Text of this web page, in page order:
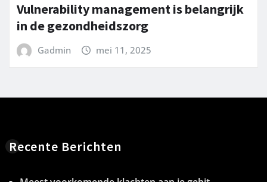
Vulnerability management is belangrijk
in de gezondheidszorg
Gadmin mei 11, 2025
Recente Berichten